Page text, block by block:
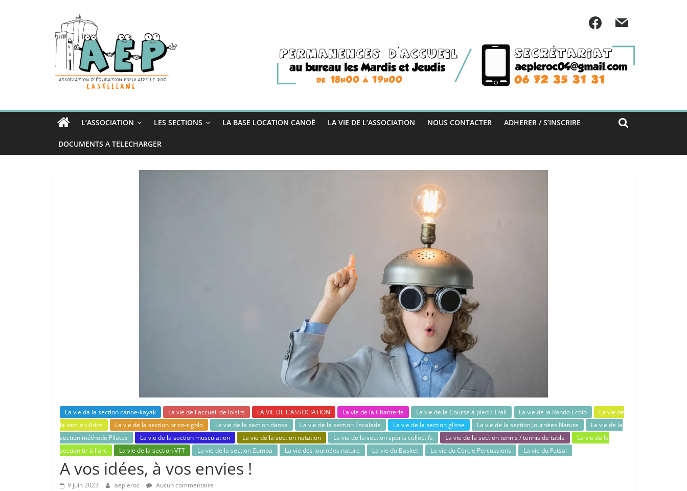
L’ASSOCIATION LES SECTIONS LA BASE LOCATION CANOË LA VIE DE L’ASSOCIATION NOUS CONTACTER ADHERER / S’INSCRIRE
DOCUMENTS A TELECHARGER
La vie da la section canoë-kayak La vie de l'accueil de loisirs LA VIE DE L'ASSOCIATION La vie de la Chanterie La vie de la Course à pied / Trail La vie de la Rando Ecolo
La vie de
la section Ados
La vie de la section brico-rigolo La vie de la section danse La vie de la section Escalade La vie de la section glisse La vie de la section Journées Nature
La vie de la
section méthode Pilates
La vie de la section musculation La vie de la section natation La vie de la section sports collectifs La vie de la section tennis / tennis de table
La vie de la
section tir à l'arc
La vie de la section VTT La vie de la section Zumba La vie des journées nature La vie du Basket La vie du Cercle Percussions La vie du Futsal
A vos idées, à vos envies !
9 juin 2023 aepleroc Aucun commentaire